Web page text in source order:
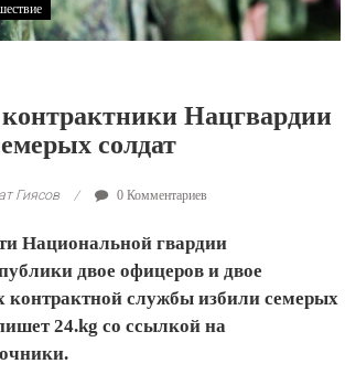
Нацгвардии
солдат
Гиясов 0 Комментариев
Национальной гвардии
двое офицеров и двое
контрактной службы избили семерых
24.kg со ссылкой на